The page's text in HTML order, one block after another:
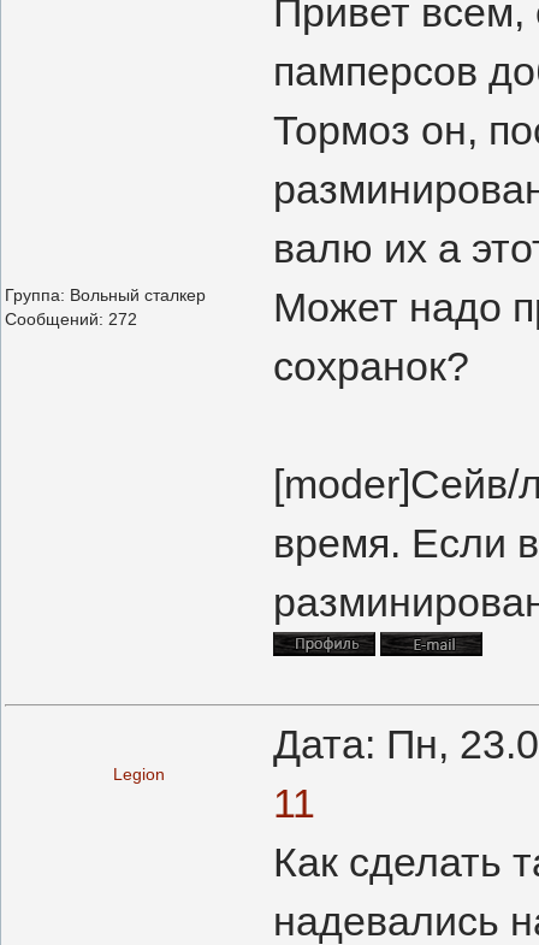
Группа: Вольный сталкер
Сообщений: 272
Привет всем,
памперсов
Тормоз он,
валю их а
Может надо
сохранок?
[moder]Сейв/
время. Если
Legion
Дата: Пн,
11
Как сделать
надевались